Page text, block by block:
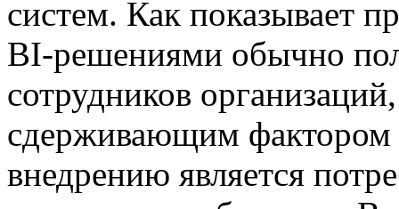
систем. Как показывает
BI-решениями обычно
сотрудников
сдерживающим фактором
внедрению является